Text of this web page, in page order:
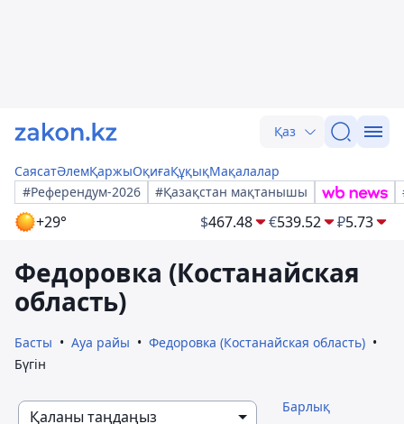
Қаз
СаясатӘлемҚаржыОқиғаҚұқықМақалалар
#Референдум-2026
#Қазақстан мақтанышы
+29° $467.48 €539.52 ₽5.73
Федоровка (Костанайская
область)
Басты Ауа райы
Федоровка (Костанайская область)
Бүгін
Қаланы таңдаңыз
Барлық